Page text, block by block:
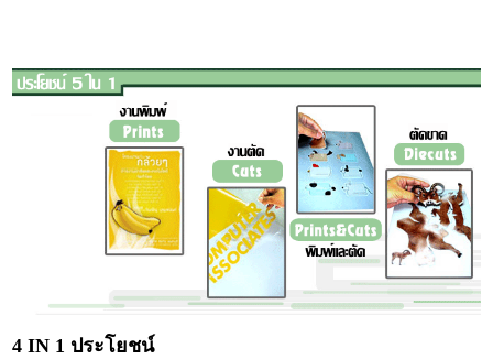
4 IN 1 ประโยชน์